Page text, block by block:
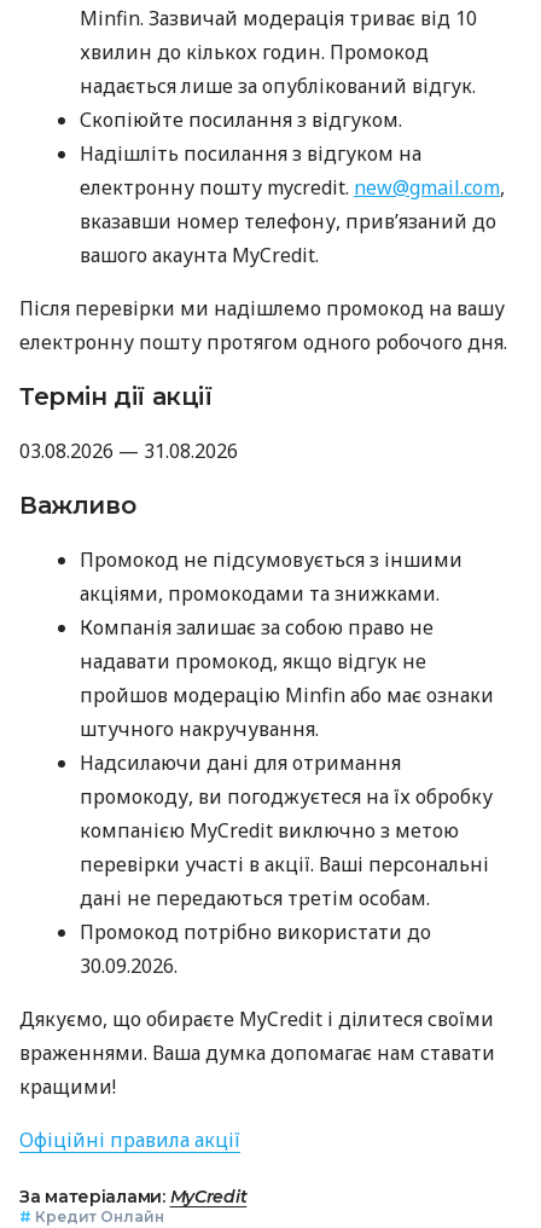
Minfin. Зазвичай модерація триває від 10
хвилин до кількох годин. Промокод
надається лише за опублікований відгук.
Скопіюйте посилання з відгуком.
Надішліть посилання з відгуком на
електронну пошту mycredit. new@gmail.com,
вказавши номер телефону, прив’язаний до
вашого акаунта MyCredit.
Після перевірки ми надішлемо промокод на вашу
електронну пошту протягом одного робочого дня.
Термін дії акції
03.08.2026 — 31.08.2026
Важливо
Промокод не підсумовується з іншими
акціями, промокодами та знижками.
Компанія залишає за собою право не
надавати промокод, якщо відгук не
пройшов модерацію Minfin або має ознаки
штучного накручування.
Надсилаючи дані для отримання
промокоду, ви погоджуєтеся на їх обробку
компанією MyCredit виключно з метою
перевірки участі в акції. Ваші персональні
дані не передаються третім особам.
Промокод потрібно використати до
30.09.2026.
Дякуємо, що обираєте MyCredit і ділитеся своїми
враженнями. Ваша думка допомагає нам ставати
кращими!
Офіційні правила акції
За матеріалами: MyCredit
# Кредит Онлайн